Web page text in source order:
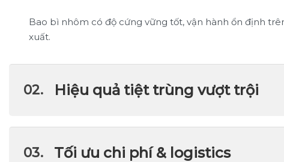
Bao bì nhôm có độ cứng vững tốt, vận hành ổn định
xuất.
Hiệu quả tiệt trùng vượt trội
Tối ưu chi phí & logistics